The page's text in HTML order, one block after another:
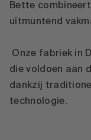
Bette
uitmuntend
Onze fabriek in
die voldoen aan
dankzij
technologie.